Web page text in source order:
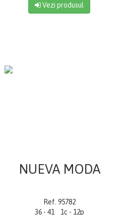
Vezi produsul
NUEVA MODA
Ref. 95782
36 - 41 1c - 12p